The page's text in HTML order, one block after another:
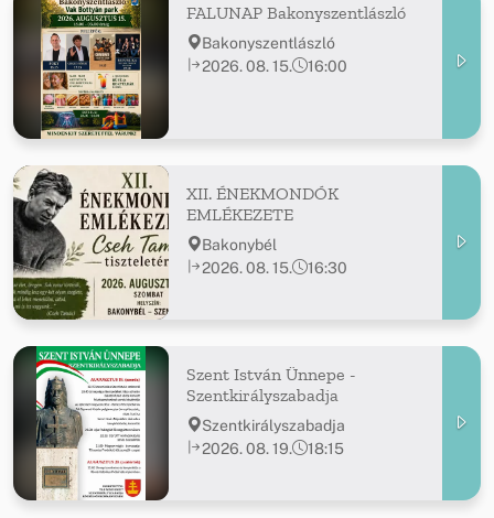
FALUNAP Bakonyszentlászló
Bakonyszentlászló
2026. 08. 15.
16:00
XII. ÉNEKMONDÓK
EMLÉKEZETE
Bakonybél
2026. 08. 15.
16:30
Szent István Ünnepe -
Szentkirályszabadja
Szentkirályszabadja
2026. 08. 19.
18:15